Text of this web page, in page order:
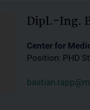
Dipl.-Ing.
Center for
Position: PHD